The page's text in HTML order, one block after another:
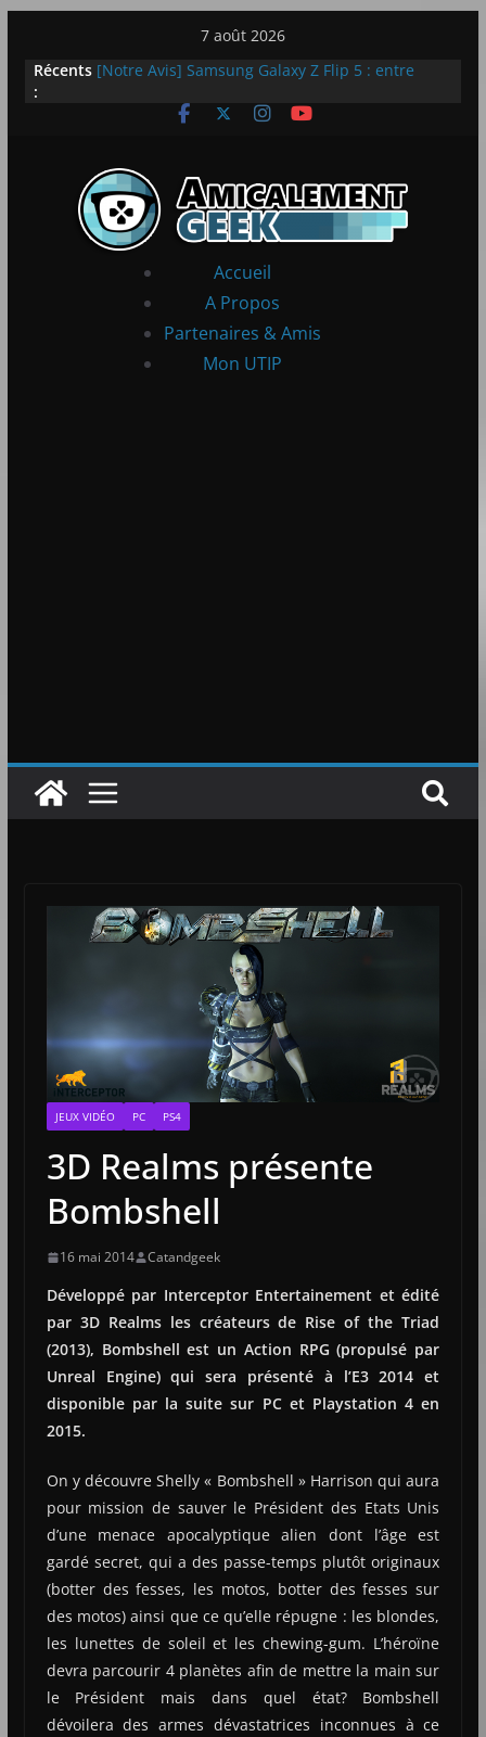
contenu
7 août 2026
Récents
:
[Notre Avis] Samsung Galaxy Z Flip 5 : entre
[PS5] New World Aeternum [Notre Avis]
LEGO dévoile la LEGO Technic McLaren P1
Accueil
A Propos
Partenaires & Amis
Mon UTIP
JEUX VIDÉO PC PS4
3D Realms présente
Bombshell
16 mai 2014 Catandgeek
Développé par Interceptor Entertainement et édité
par 3D Realms les créateurs de Rise of the Triad
(2013), Bombshell est un Action RPG (propulsé par
Unreal Engine) qui sera présenté à l’E3 2014 et
disponible par la suite sur PC et Playstation 4 en
2015.
On y découvre Shelly « Bombshell » Harrison qui aura
pour mission de sauver le Président des Etats Unis
d’une menace apocalyptique alien dont l’âge est
gardé secret, qui a des passe-temps plutôt originaux
(botter des fesses, les motos, botter des fesses sur
des motos) ainsi que ce qu’elle répugne : les blondes,
les lunettes de soleil et les chewing-gum. L’héroïne
devra parcourir 4 planètes afin de mettre la main sur
le Président mais dans quel état? Bombshell
dévoilera des armes dévastatrices inconnues à ce